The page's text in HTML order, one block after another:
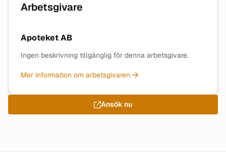
Arbetsgivare
Apoteket AB
Ingen beskrivning tillgänglig för denna arbetsgivare.
Mer information om arbetsgivaren
Ansök nu